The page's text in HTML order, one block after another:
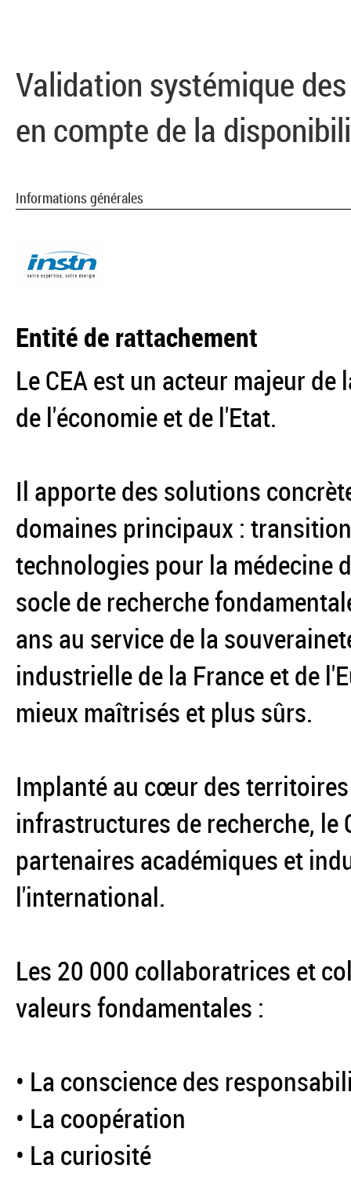
Validation systémique
en compte de la
Informations générales
Entité de rattachement
Le CEA est un acteur majeur
de l'économie et de l'Etat.
Il apporte des solutions
domaines principaux :
technologies pour la médecine
socle de recherche
ans au service de la
industrielle de la France et de
mieux maîtrisés et plus sûrs.
Implanté au cœur des
infrastructures de recherche, le
partenaires académiques et
l'international.
Les 20 000 collaboratrices et
valeurs fondamentales :
• La conscience des
• La coopération
• La curiosité